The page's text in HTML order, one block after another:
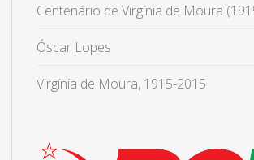
Centenário de Virgínia de Moura
Óscar Lopes
Virgínia de Moura, 1915-2015